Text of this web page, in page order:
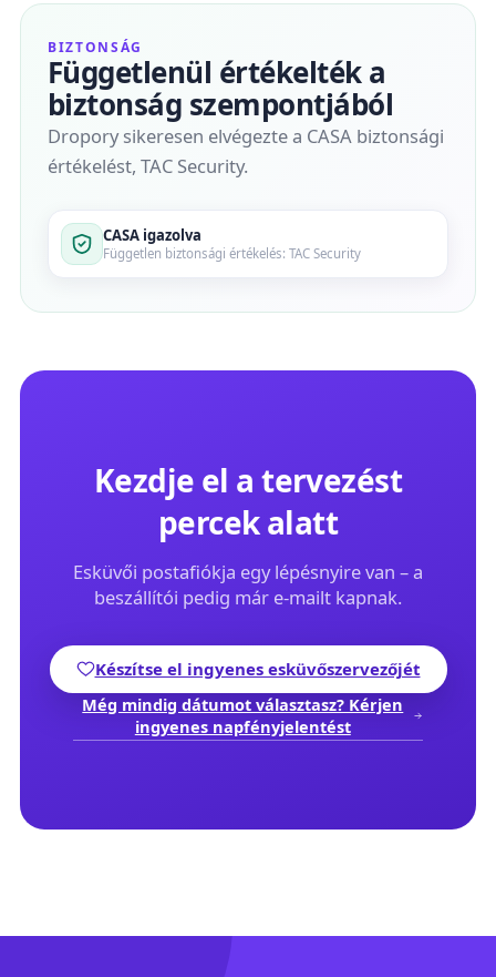
BIZTONSÁG
Függetlenül értékelték a
biztonság szempontjából
Dropory sikeresen elvégezte a CASA biztonsági
értékelést, TAC Security.
CASA igazolva
Független biztonsági értékelés: TAC Security
Kezdje el a tervezést
percek alatt
Esküvői postafiókja egy lépésnyire van – a
beszállítói pedig már e-mailt kapnak.
Készítse el ingyenes esküvőszervezőjét
Még mindig dátumot választasz? Kérjen
ingyenes napfényjelentést